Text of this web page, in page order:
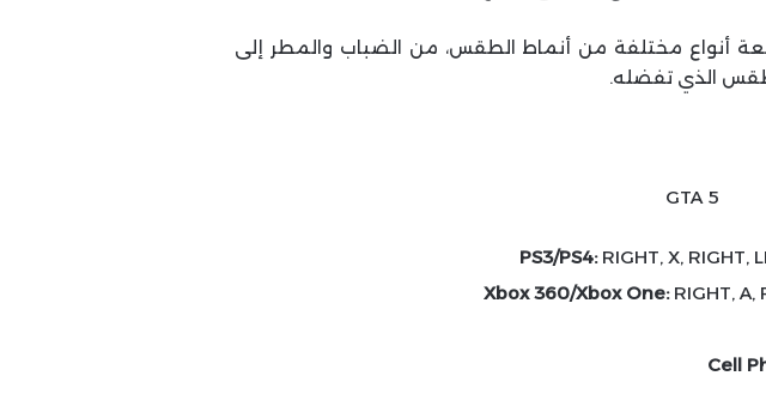
أنواع مختلفة من أنماط الطقس، من الضباب والمطر إلى
الذي تفضله.
PS3/PS4:RIGHT, X, RIGHT,
Xbox 360/Xbox One:RIGHT, A,
Cell